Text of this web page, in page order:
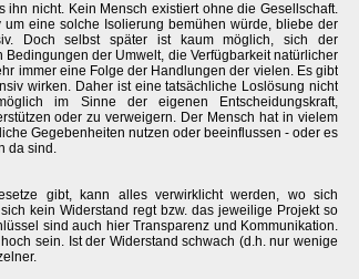
nicht. Kein Mensch existiert ohne die Gesellschaft.
eine solche Isolierung bemühen würde, bliebe der
Doch selbst später ist kaum möglich, sich der
der Umwelt, die Verfügbarkeit natürlicher
immer eine Folge der Handlungen der vielen. Es gibt
wirken. Daher ist eine tatsächliche Loslösung nicht
im Sinne der eigenen Entscheidungskraft,
oder zu verweigern. Der Mensch hat in vielem
Gegebenheiten nutzen oder beeinflussen - oder es
da sind.
gibt, kann alles verwirklicht werden, wo sich
kein Widerstand regt bzw. das jeweilige Projekt so
sind auch hier Transparenz und Kommunikation.
sein. Ist der Widerstand schwach (d.h. nur wenige